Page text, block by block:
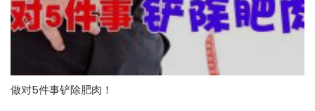
做对5件事铲除肥肉！